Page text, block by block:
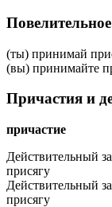
(ты) принимай
(вы) принимайте
Причастия и
причастие
Действительный
присягу
Действительный
присягу